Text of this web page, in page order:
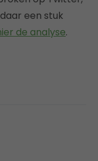
een stuk
de analyse.